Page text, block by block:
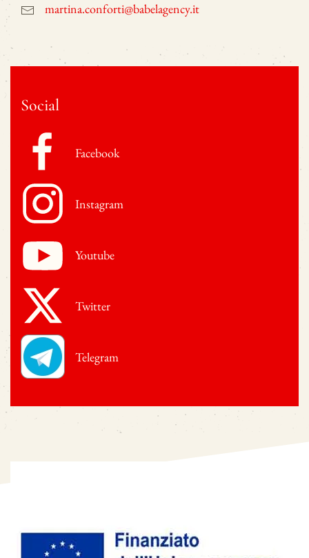
martina.conforti@babelagency.it
Social
Facebook
Instagram
Youtube
Twitter
Telegram